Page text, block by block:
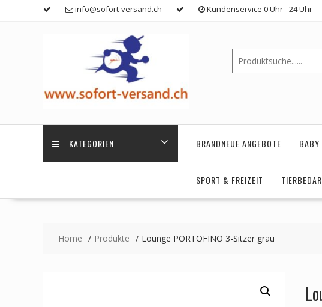
info@sofort-versand.ch Kundenservice 0 Uhr - 24 Uhr
KATEGORIEN BRANDNEUE ANGEBOTE BABY
SPORT & FREIZEIT
Home Produkte Lounge PORTOFINO 3-Sitzer grau